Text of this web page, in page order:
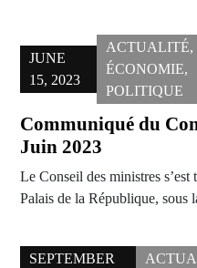
JUNE
15, 2023
ACTUALITÉ,
ÉCONOMIE,
POLITIQUE
Communiqué du
Juin 2023
Le Conseil des ministres
Palais de la République, sous
SEPTEMBER